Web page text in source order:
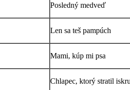
Posledný medveď
Len sa teš pampúch
Mami, kúp mi psa
Chlapec, ktorý stratil